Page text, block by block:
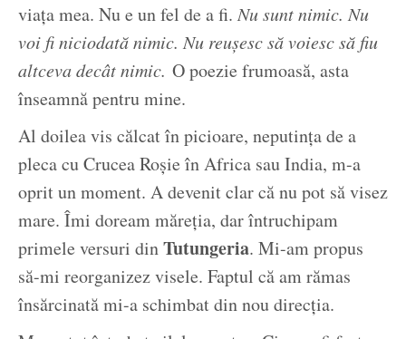
viața mea. Nu e un fel de a fi.Nu sunt nimic. Nu
voi fi niciodată nimic. Nu reușesc să voiesc să fiu
altceva decât nimic. O poezie frumoasă, asta
înseamnă pentru mine.
Al doilea vis călcat în picioare, neputința de a
pleca cu Crucea Roșie în Africa sau India, m-a
oprit un moment. A devenit clar că nu pot să visez
mare. Îmi doream măreția, dar întruchipam
primele versuri dinTutungeria. Mi-am propus
să-mi reorganizez visele. Faptul că am rămas
însărcinată mi-a schimbat din nou direcția.